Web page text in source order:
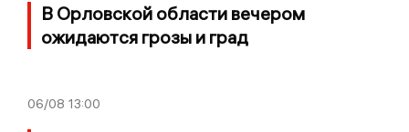
В Орловской области вечером
ожидаются грозы и град
06/08 13:00